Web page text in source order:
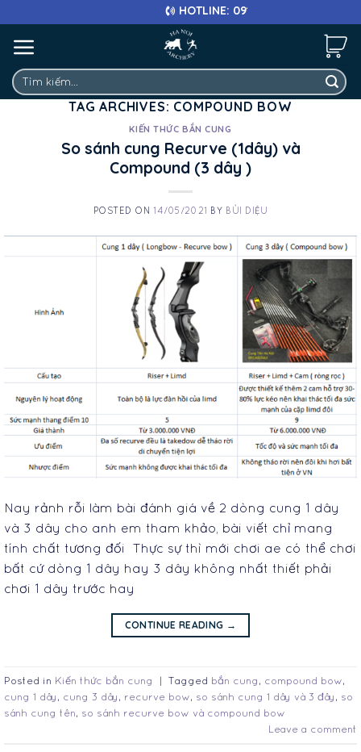
to
content
HOTLINE: 0911 682 663
Tìm
kiếm:
TAG ARCHIVES: COMPOUND BOW
KIẾN THỨC BẮN CUNG
So sánh cung Recurve (1dây) và
Compound (3 dây )
POSTED ON 14/05/2021 BY BÙI DIỆU
Nay rảnh rỗi làm bài đánh giá về 2 dòng cung 1 dây
và 3 dây cho anh em tham khảo, bài viết chỉ mang
tính chất tương đối Thực sự thì mới chơi ae có thể chơi
bất cứ dòng 1 dây hay 3 dây không nhất thiết phải
chơi 1 dây trước hay
CONTINUE READING →
Posted in Kiến thức bắn cung | Tagged bắn cung , compound bow,
cung 1 dây , cung 3 dây , recurve bow, so sánh cung 1 dây và 3 đây , so
sánh cung tên, so sánh recurve bow và compound bow
Leave a comment